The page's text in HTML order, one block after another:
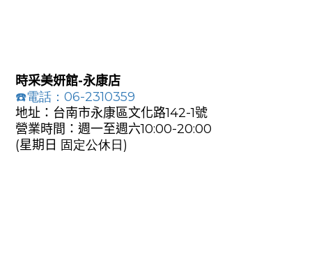
時采美妍館-永康店
☎️電話：06-2310359
地址：台南市永康區文化路142-1號
營業時間：週一至週六10:00-20:00
(星期日 固定公休日)